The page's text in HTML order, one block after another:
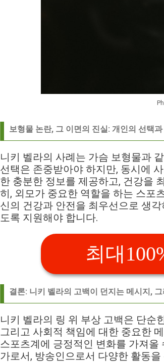
보형물 논란, 그 이면의 진실: 개인의 선택
니키 벨라의 사례는 가슴 보형물과
선택은 존중받아야 하지만, 동시에
한 충분한 정보를 제공하고, 건강을
히, 외모가 중요한 역할을 하는 스포
신의 건강과 안전을 최우선으로 생
도록 지원해야 합니다.
최대
결론: 니키 벨라의 고백이 던지는 메시지,
니키 벨라의 링 위 부상 고백은 단순
그리고 사회적 책임에 대한 중요한
스포츠계에 긍정적인 변화를 가져올
가로서, 방송인으로서 다양한 활동